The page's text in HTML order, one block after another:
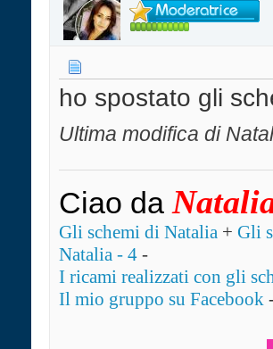
ho spostato gli
Ultima modifica di
Ciao da
Gli schemi di Natalia + Gli
Natalia - 4 -
I ricami realizzati con gli
Il mio gruppo su Facebook